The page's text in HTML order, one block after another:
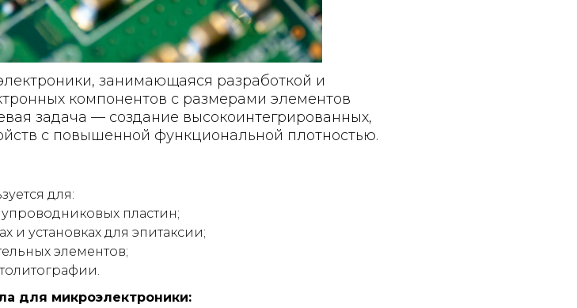
занимающаяся разработкой и
компонентов с размерами элементов
задача — создание высокоинтегрированных,
с повышенной функциональной плотностью.
для:
пластин;
и установках для эпитаксии;
элементов;
для микроэлектроники: